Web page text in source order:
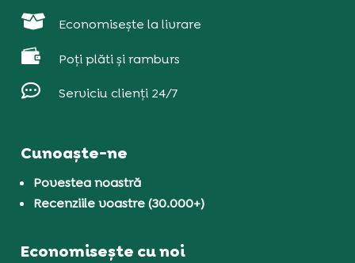
 Economisește la livrare
 Poți plăti și ramburs
 Serviciu clienți 24/7
Cunoaște-ne
Povestea noastră
Recenziile voastre (30.000+)
Economisește cu noi